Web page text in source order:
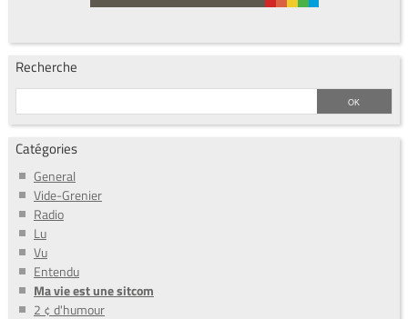
Recherche
Catégories
General
Vide-Grenier
Radio
Lu
Vu
Entendu
Ma vie est une sitcom
2 ¢ d'humour